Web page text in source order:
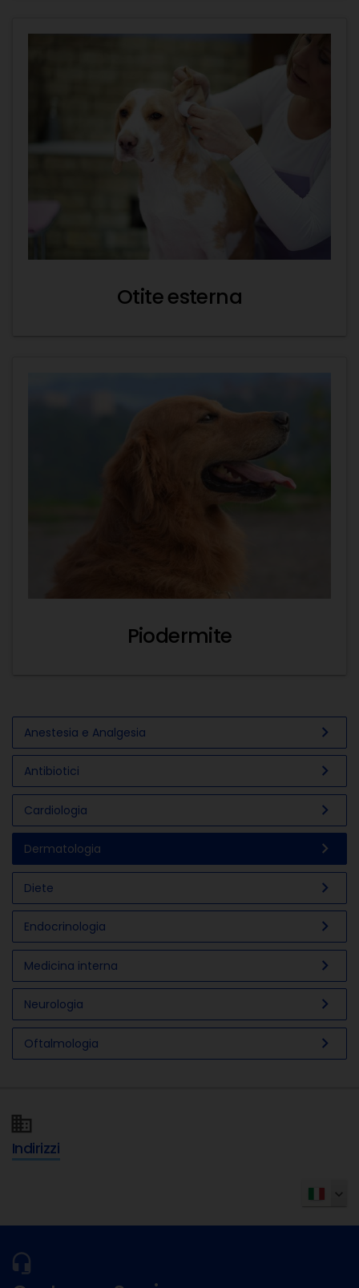
Otite esterna
Piodermite
Anestesia e Analgesia chevron_right
Antibiotici chevron_right
Cardiologia chevron_right
Dermatologia chevron_right
Diete chevron_right
Endocrinologia chevron_right
Medicina interna chevron_right
Neurologia chevron_right
Oftalmologia chevron_right
Indirizzi